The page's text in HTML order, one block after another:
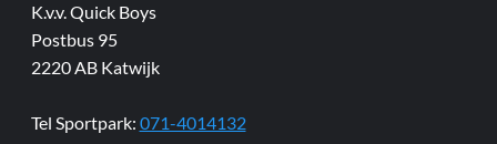
K.v.v. Quick Boys
Postbus 95
2220 AB Katwijk
Tel Sportpark: 071-4014132